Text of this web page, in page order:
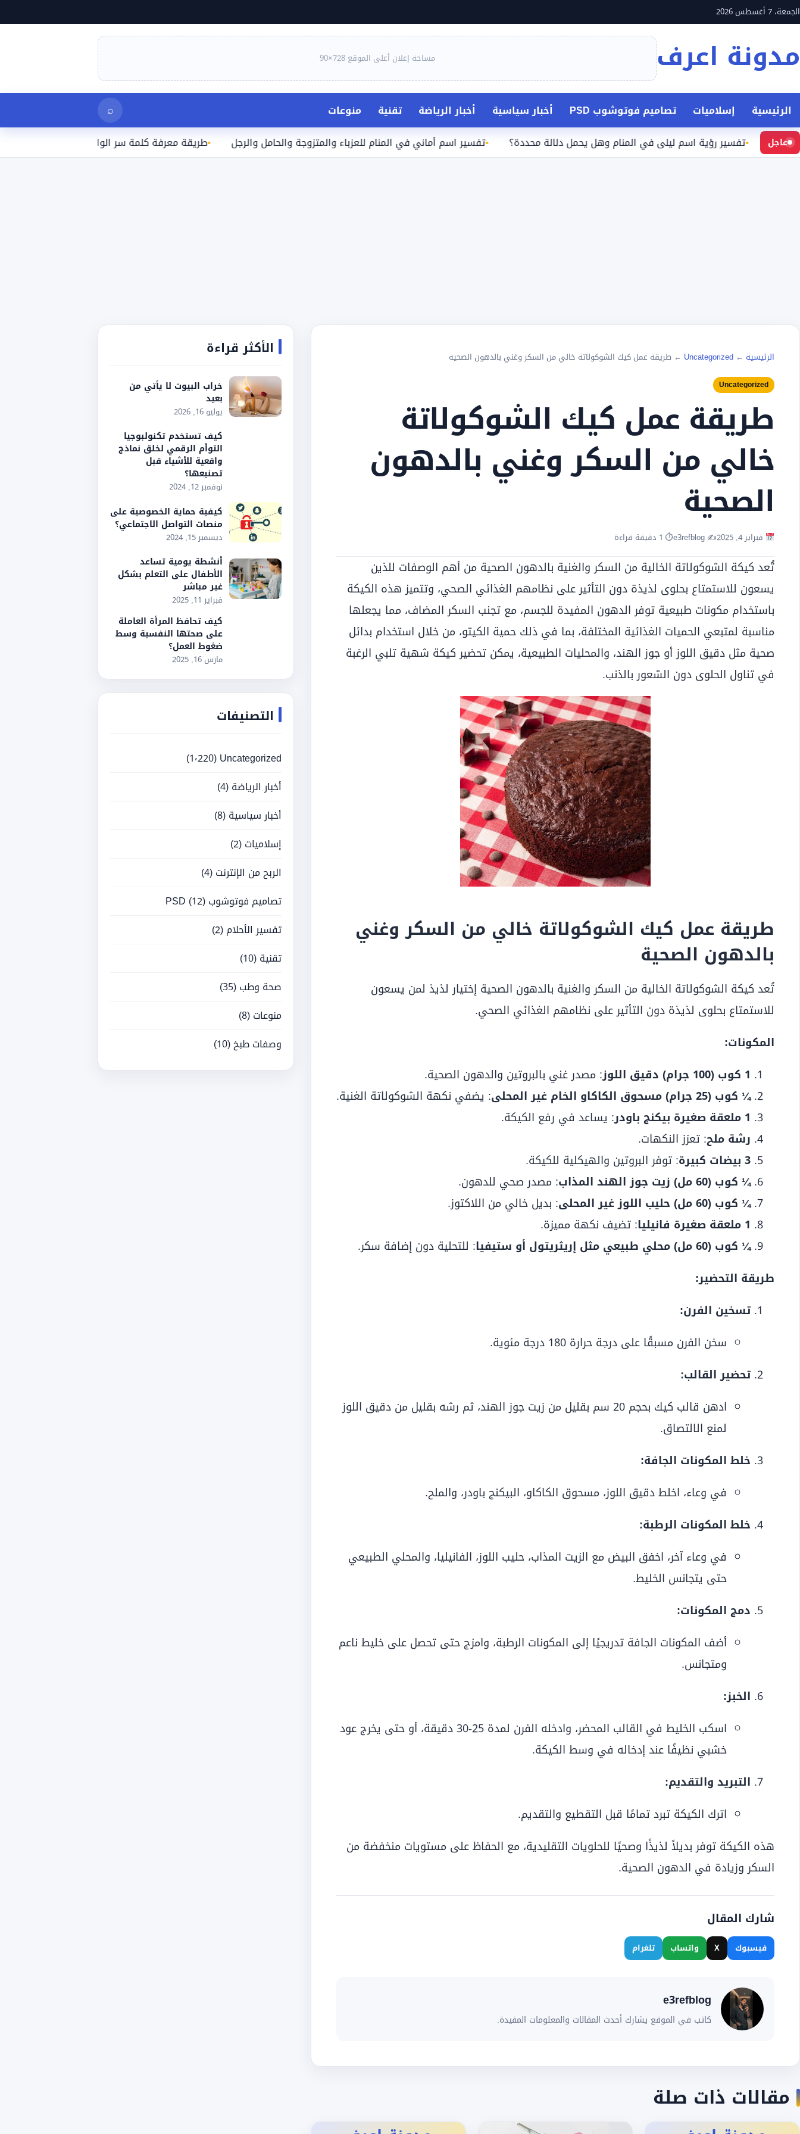
انتقل
إلى
الجمعة، 7 أغسطس 2026
مدونة اعرف مساحة إعلان أعلى الموقع 728×90
الرئيسية إسلاميات تصاميم فوتوشوب PSD أخبار سياسية أخبار الرياضة تقنية منوعات ⌕
عاجلتفسير رؤية اسم ليلى في المنام وهل يحمل دلالة محددة؟ تفسير اسم أماني في المنام للعزباء والمتزوجة والحامل والرجل طريقة معرفة كلمة سر الواي فاي المتصل بها على الآيفون
الرئيسية ←
Uncategorized
← طريقة عمل كيك الشوكولاتة خالي من السكر وغني بالدهون الصحية
Uncategorized
طريقة عمل كيك الشوكولاتة
خالي من السكر وغني بالدهون
الصحية
فبراير 4, 2025 ✍️ e3refblog ⏱ 1 دقيقة قراءة
تُعد كيكة الشوكولاتة الخالية من السكر والغنية بالدهون الصحية من أهم الوصفات للذين
يسعون للاستمتاع بحلوى لذيذة دون التأثير على نظامهم الغذائي الصحي، وتتميز هذه الكيكة
باستخدام مكونات طبيعية توفر الدهون المفيدة للجسم، مع تجنب السكر المضاف، مما يجعلها
مناسبة لمتبعي الحميات الغذائية المختلفة، بما في ذلك حمية الكيتو، من خلال استخدام بدائل
صحية مثل دقيق اللوز أو جوز الهند، والمحليات الطبيعية، يمكن تحضير كيكة شهية تلبي الرغبة
في تناول الحلوى دون الشعور بالذنب.
طريقة عمل كيك الشوكولاتة خالي من السكر وغني
بالدهون الصحية
تُعد كيكة الشوكولاتة الخالية من السكر والغنية بالدهون الصحية إختيار لذيذ لمن يسعون
للاستمتاع بحلوى لذيذة دون التأثير على نظامهم الغذائي الصحي.
المكونات:
1 كوب (100 جرام) دقيق اللوز
: مصدر غني بالبروتين والدهون الصحية.
¼ كوب (25 جرام) مسحوق الكاكاو الخام غير المحلى
: يضفي نكهة الشوكولاتة الغنية.
1 ملعقة صغيرة بيكنج باودر
: يساعد في رفع الكيكة.
رشة ملح: تعزز النكهات.
3 بيضات كبيرة
: توفر البروتين والهيكلية للكيكة.
¼ كوب (60 مل) زيت جوز الهند المذاب
: مصدر صحي للدهون.
¼ كوب (60 مل) حليب اللوز غير المحلى
: بديل خالي من اللاكتوز.
1 ملعقة صغيرة فانيليا
: تضيف نكهة مميزة.
¼ كوب (60 مل) محلي طبيعي مثل إريثريتول أو ستيفيا
: للتحلية دون إضافة سكر.
طريقة التحضير:
تسخين الفرن:
سخن الفرن مسبقًا على درجة حرارة 180 درجة مئوية.
تحضير القالب:
ادهن قالب كيك بحجم 20 سم بقليل من زيت جوز الهند، ثم رشه بقليل من دقيق اللوز
لمنع الالتصاق.
خلط المكونات الجافة:
في وعاء، اخلط دقيق اللوز، مسحوق الكاكاو، البيكنج باودر، والملح.
خلط المكونات الرطبة:
في وعاء آخر، اخفق البيض مع الزيت المذاب، حليب اللوز، الفانيليا، والمحلي الطبيعي
حتى يتجانس الخليط.
دمج المكونات:
أضف المكونات الجافة تدريجيًا إلى المكونات الرطبة، وامزج حتى تحصل على خليط ناعم
ومتجانس.
الخبز:
اسكب الخليط في القالب المحضر، وادخله الفرن لمدة 25-30 دقيقة، أو حتى يخرج عود
خشبي نظيفًا عند إدخاله في وسط الكيكة.
التبريد والتقديم:
اترك الكيكة تبرد تمامًا قبل التقطيع والتقديم.
هذه الكيكة توفر بديلاً لذيذًا وصحيًا للحلويات التقليدية، مع الحفاظ على مستويات منخفضة من
السكر وزيادة في الدهون الصحية.
شارك المقال
فيسبوك X واتساب تلغرام
e3refblog
كاتب في الموقع يشارك أحدث المقالات والمعلومات المفيدة.
مقالات ذات صلة
الأكثر قراءة
خراب البيوت لا يأتي من
بعيد
يوليو 16, 2026
كيف تستخدم تكنولبوجيا
التوأم الرقمي لخلق نماذج
واقعية للأشياء قبل
تصنيعها؟
نوفمبر 12, 2024
كيفية حماية الخصوصية على
منصات التواصل الاجتماعي؟
ديسمبر 15, 2024
أنشطة يومية تساعد
الأطفال على التعلم بشكل
غير مباشر
فبراير 11, 2025
كيف تحافظ المرأة العاملة
على صحتها النفسية وسط
ضغوط العمل؟
مارس 16, 2025
التصنيفات
Uncategorized(1٬220)
أخبار الرياضة(4)
أخبار سياسية(8)
إسلاميات(2)
الربح من الإنترنت(4)
تصاميم فوتوشوب PSD(12)
تفسير الأحلام(2)
تقنية(10)
صحة وطب(35)
منوعات(8)
وصفات طبخ(10)